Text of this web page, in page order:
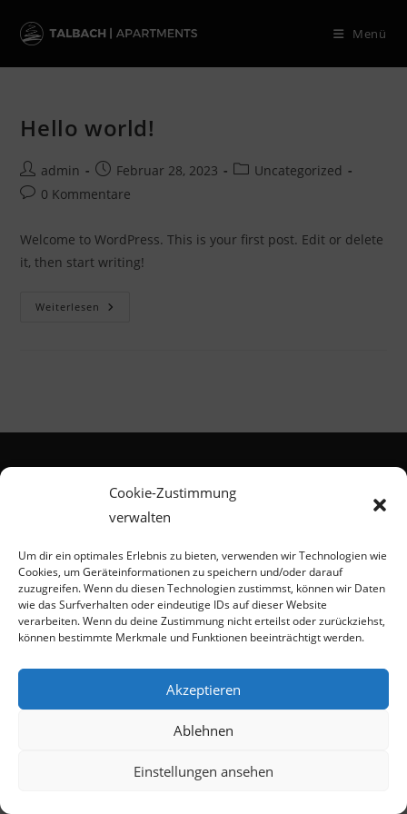
Cookie-Zustimmung
verwalten
Um dir ein optimales Erlebnis zu bieten, verwenden wir Technologien wie
Cookies, um Geräteinformationen zu speichern und/oder darauf
zuzugreifen. Wenn du diesen Technologien zustimmst, können wir Daten
wie das Surfverhalten oder eindeutige IDs auf dieser Website
verarbeiten. Wenn du deine Zustimmung nicht erteilst oder zurückziehst,
können bestimmte Merkmale und Funktionen beeinträchtigt werden.
Akzeptieren
Ablehnen
Einstellungen ansehen
Inhalt
Menü
Hello world!
Beitrags-
Autor:
admin
Beitrag
veröffentlicht:
Februar 28, 2023
Beitrags-
Uncategorized
Beitrags-
0 Kommentare
Welcome to WordPress. This is your first post. Edit or delete
it, then start writing!
Weiterlesen Hello
Copyright 2026 - KSO Webdesign